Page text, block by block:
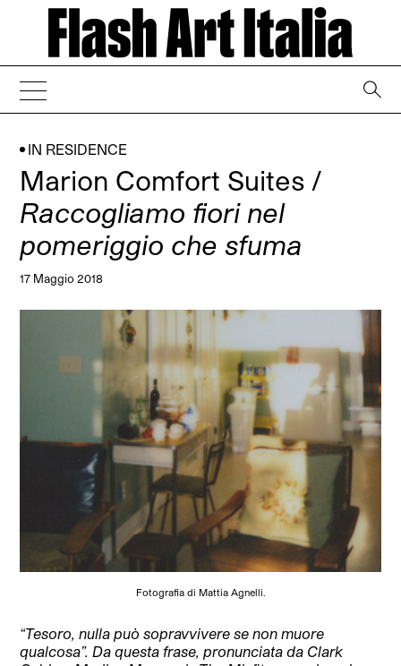
IN RESIDENCE
Marion Comfort Suites /
Raccogliamo fiori nel
pomeriggio che sfuma
17 Maggio 2018
Fotografia di Mattia Agnelli.
“Tesoro, nulla può sopravvivere se non muore
qualcosa”. Da questa frase, pronunciata da Clark